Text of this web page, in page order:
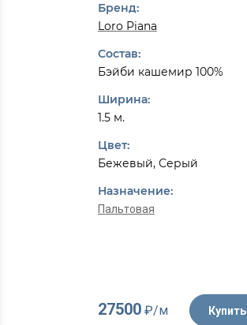
Бренд:
Loro Piana
Состав:
Бэйби кашемир 100%
Ширина:
1.5 м.
Цвет:
Бежевый, Серый
Назначение:
Пальтовая
27500₽/м Купить